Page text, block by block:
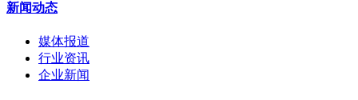
新闻动态
媒体报道
行业资讯
企业新闻